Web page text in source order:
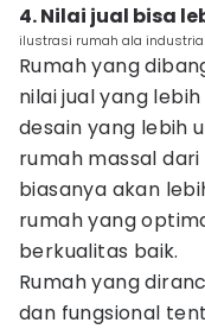
4. Nilai jual bisa
ilustrasi rumah ala
Rumah yang
nilai jual yang
desain yang lebih
rumah massal
biasanya akan
rumah yang
berkualitas baik.
Rumah yang
dan fungsional